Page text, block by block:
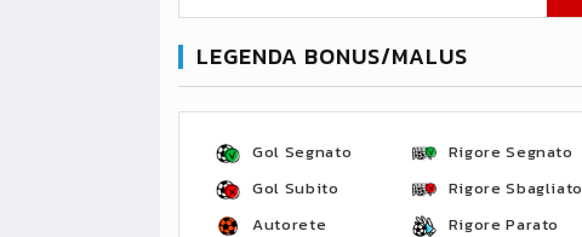
LEGENDA BONUS/MALUS
Gol Segnato
Gol Subito
Autorete
Rigore Segnato
Rigore Sbagliato
Rigore Parato